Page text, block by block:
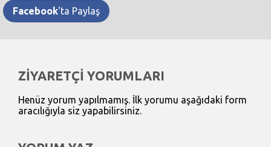
Facebook'ta Paylaş
ZİYARETÇİ YORUMLARI
Henüz yorum yapılmamış. İlk yorumu aşağıdaki form
aracılığıyla siz yapabilirsiniz.